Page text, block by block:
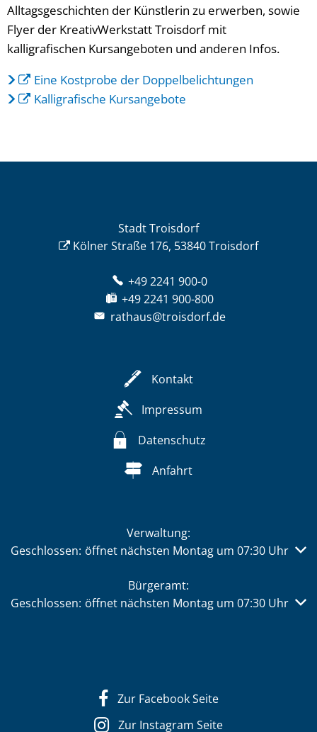
Alltagsgeschichten der Künstlerin zu erwerben, sowie
Flyer der KreativWerkstatt Troisdorf mit
kalligrafischen Kursangeboten und anderen Infos.
Eine Kostprobe der Doppelbelichtungen
Kalligrafische Kursangebote
Stadt Troisdorf
Kölner Straße 176, 53840 Troisdorf
+49 2241 900-0
+49 2241 900-800
rathaus@troisdorf.de
Kontakt
Impressum
Datenschutz
Anfahrt
Verwaltung:
Klicken, um weitere Öffnungs- oder Schließzeiten
Geschlossen: öffnet nächsten Montag um 07:30 Uhr
Bürgeramt:
Klicken, um weitere Öffnungs- oder Schließzeiten
Geschlossen: öffnet nächsten Montag um 07:30 Uhr
Zur Facebook Seite
Zur Instagram Seite